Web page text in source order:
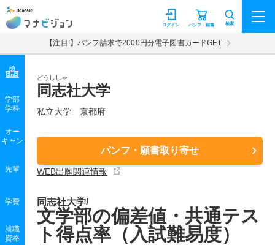
マナビジョン パンフ・願書
ログイン 検索
【注目!】パンフ請求で2000円分電子図書カードGET
どうししゃ
同志社大学
私立大学 京都府
パンフ・願書取り寄せ
WEB出願関連情報
学部
学科
オー
キャン
先輩
学費
就職
資格
同志社大学/
文学部の偏差値・共通テス
ト得点率（入試難易度）